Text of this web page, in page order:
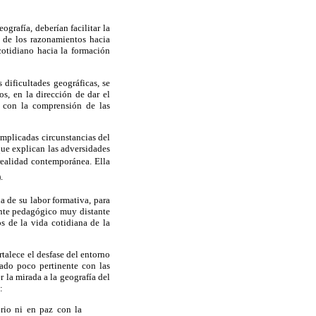
deberían facilitar la
los razonamientos hacia
hacia la formación
geográficas, se
en la dirección de dar el
la comprensión de las
circunstancias del
explican las adversidades
contemporánea. Ella
de su labor formativa, para
pedagógico muy distante
de la vida cotidiana de la
el desfase del entorno
poco pertinente con las
la mirada a la geografía del
ni en paz con la